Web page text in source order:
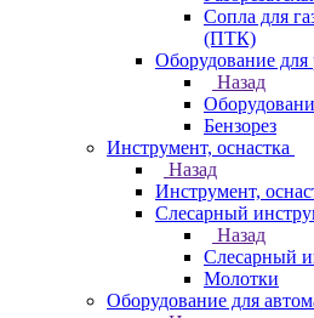
Сопла для
(ПТК)
Оборудование для
Назад
Бензорез
Инструмент, оснастка
Назад
Инструмент,
Слесарный
Назад
Слесарный
Молотки
Оборудование для